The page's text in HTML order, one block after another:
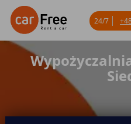
24/7